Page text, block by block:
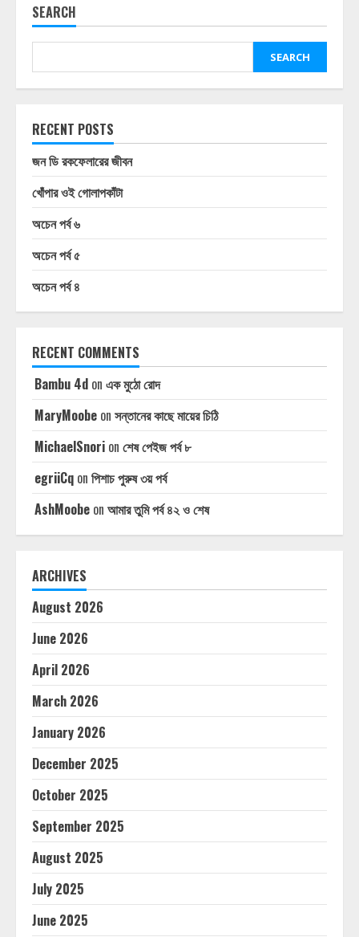
SEARCH
SEARCH
RECENT POSTS
জন ডি রকফেলারের জীবন
খোঁপার ওই গোলাপকাঁটা
অচেন পর্ব ৬
অচেন পর্ব ৫
অচেন পর্ব ৪
RECENT COMMENTS
Bambu 4d on এক মুঠো রোদ
MaryMoobe on সন্তানের কাছে মায়ের চিঠি
MichaelSnori on শেষ পেইজ পর্ব ৮
egriiCq on পিশাচ পুরুষ ৩য় পর্ব
AshMoobe on আমার তুমি পর্ব ৪২ ও শেষ
ARCHIVES
August 2026
June 2026
April 2026
March 2026
January 2026
December 2025
October 2025
September 2025
August 2025
July 2025
June 2025